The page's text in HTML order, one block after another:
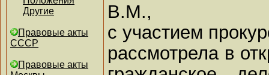
Другие
Правовые акты
СССР
Правовые акты
В.М.,
с участием
рассмотрела в